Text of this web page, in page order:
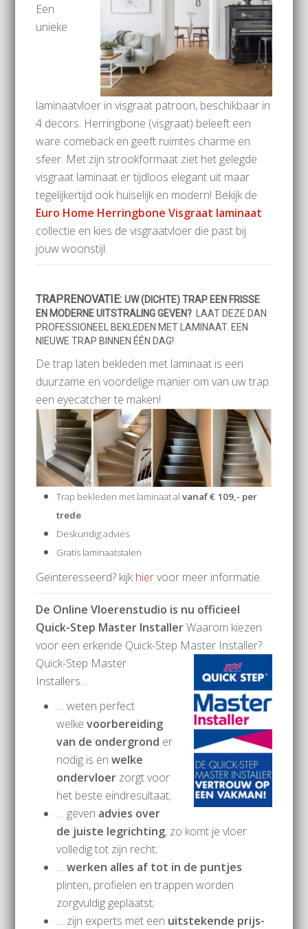
Een
unieke
laminaatvloer in visgraat patroon, beschikbaar in
4 decors. Herringbone (visgraat) beleeft een
ware comeback en geeft ruimtes charme en
sfeer. Met zijn strookformaat ziet het gelegde
visgraat laminaat er tijdloos elegant uit maar
tegelijkertijd ook huiselijk en modern! Bekijk de
Euro Home Herringbone Visgraat laminaat
collectie en kies de visgraatvloer die past bij
jouw woonstijl.
TRAPRENOVATIE:UW (DICHTE) TRAP EEN FRISSE
EN MODERNE UITSTRALING GEVEN?
LAAT DEZE DAN
PROFESSIONEEL BEKLEDEN MET LAMINAAT. EEN
NIEUWE TRAP BINNEN ÉÉN DAG!
De trap laten bekleden met laminaat is een
duurzame en voordelige manier om van uw trap
een eyecatcher te maken!
Trap bekleden met laminaat alvanaf € 109,- per
trede
Deskundig advies
Gratis laminaatstalen
Geïnteresseerd? kijkhiervoor meer informatie.
De Online Vloerenstudio is nu officieel
Quick-Step Master InstallerWaarom kiezen
voor een erkende Quick-Step Master Installer?
Quick-Step Master
Installers…
… weten perfect
welkevoorbereiding
van de ondergrond er
nodig is enwelke
ondervloer zorgt voor
het beste eindresultaat;
… geven advies over
de juiste legrichting, zo komt je vloer
volledig tot zijn recht;
…werken alles af tot in de puntjes:
plinten, profielen en trappen worden
zorgvuldig geplaatst;
… zijn experts met een uitstekende prijs-